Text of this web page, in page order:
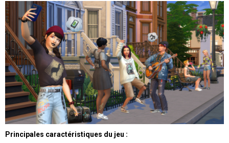
Principales caractéristiques du jeu :